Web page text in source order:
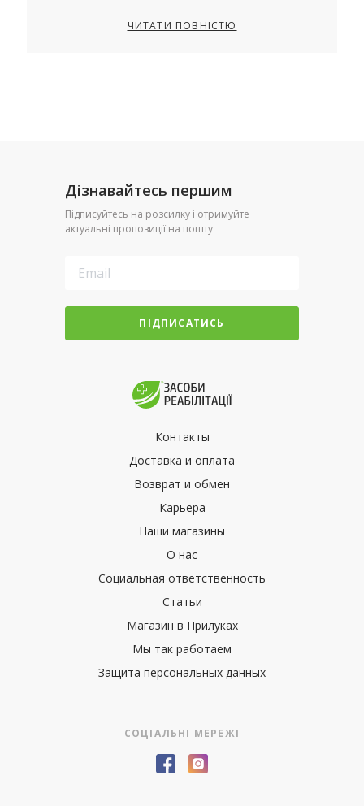
ЧИТАТИ ПОВНІСТЮ
Дізнавайтесь першим
Підписуйтесь на розсилку і отримуйте
актуальні пропозиції на пошту
ПІДПИСАТИСЬ
Контакты
Доставка и оплата
Возврат и обмен
Карьера
Наши магазины
О нас
Социальная ответственность
Статьи
Магазин в Прилуках
Мы так работаем
Защита персональных данных
СОЦІАЛЬНІ МЕРЕЖІ